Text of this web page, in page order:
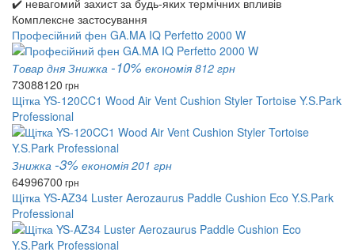
✔️ невагомий захист за будь-яких термічних впливів
Комплексне застосування
Професійний фен GA.MA IQ Perfetto 2000 W
Товар дня Знижка -10% економія 812 грн
73088120 грн
Щітка YS-120CC1 Wood Air Vent Cushion Styler Tortoise Y.S.Park
Professional
Знижка -3% економія 201 грн
64996700 грн
Щітка YS-AZ34 Luster Aerozaurus Paddle Cushion Eco Y.S.Park
Professional